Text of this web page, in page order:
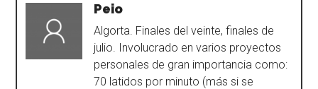
Peio
Algorta. Finales del veinte, finales de
julio. Involucrado en varios proyectos
personales de gran importancia como:
70 latidos por minuto (más si se